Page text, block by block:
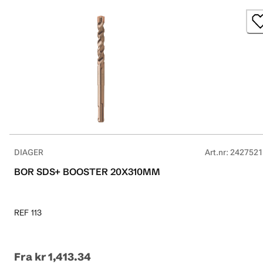
DIAGER Art.nr:
BOR SDS+ BOOSTER 20X310MM
REF 113
Fra kr 1,413.34